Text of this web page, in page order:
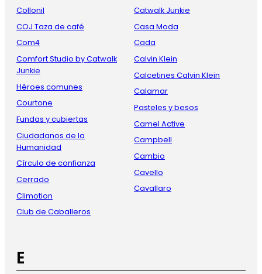
Collonil
COJ Taza de café
Com4
Comfort Studio by Catwalk
Junkie
Héroes comunes
Courtone
Fundas y cubiertas
Ciudadanos de la
Humanidad
Círculo de confianza
Cerrado
Climotion
Club de Caballeros
Catwalk Junkie
Casa Moda
Cada
Calvin Klein
Calcetines Calvin Klein
Calamar
Pasteles y besos
Camel Active
Campbell
Cambio
Cavello
Cavallaro
E